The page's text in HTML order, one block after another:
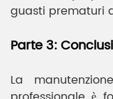
guasti prematuri
Parte 3:
La